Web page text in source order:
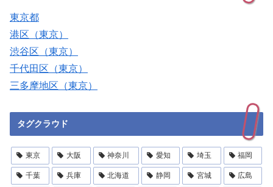
東京都
港区（東京）
渋谷区（東京）
千代田区（東京）
三多摩地区（東京）
タグクラウド
東京 大阪 神奈川 愛知 埼玉 福岡
千葉 兵庫 北海道 静岡 宮城 広島